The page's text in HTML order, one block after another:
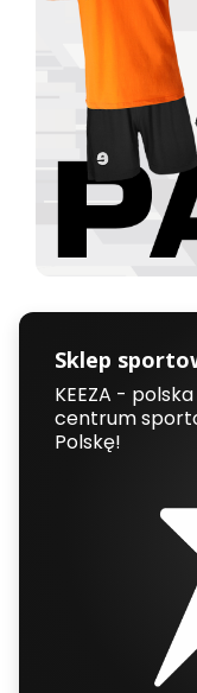
Sklep
KEEZA -
centrum
Polskę!